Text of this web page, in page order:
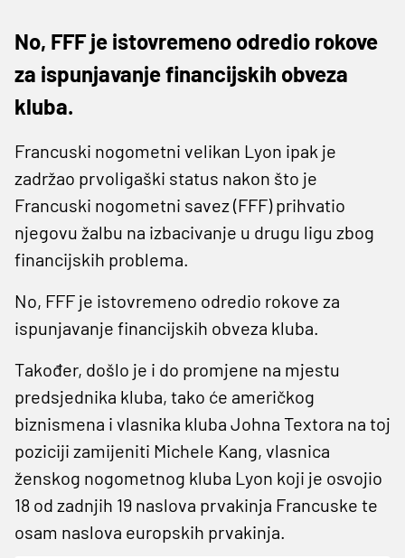
No, FFF je istovremeno odredio rokove
za ispunjavanje financijskih obveza
kluba.
Francuski nogometni velikan Lyon ipak je
zadržao prvoligaški status nakon što je
Francuski nogometni savez (FFF) prihvatio
njegovu žalbu na izbacivanje u drugu ligu zbog
financijskih problema.
No, FFF je istovremeno odredio rokove za
ispunjavanje financijskih obveza kluba.
Također, došlo je i do promjene na mjestu
predsjednika kluba, tako će američkog
biznismena i vlasnika kluba Johna Textora na toj
poziciji zamijeniti Michele Kang, vlasnica
ženskog nogometnog kluba Lyon koji je osvojio
18 od zadnjih 19 naslova prvakinja Francuske te
osam naslova europskih prvakinja.